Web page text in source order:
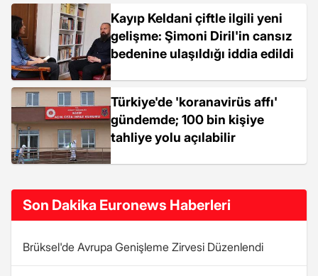
Kayıp Keldani çiftle ilgili yeni
gelişme: Şimoni Diril'in cansız
bedenine ulaşıldığı iddia edildi
Türkiye'de 'koranavirüs affı'
gündemde; 100 bin kişiye
tahliye yolu açılabilir
Son Dakika Euronews Haberleri
Brüksel'de Avrupa Genişleme Zirvesi Düzenlendi